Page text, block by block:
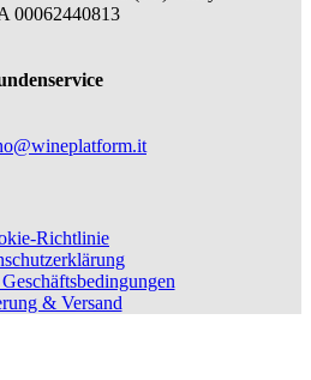
00062440813
Richtlinie
& Versand